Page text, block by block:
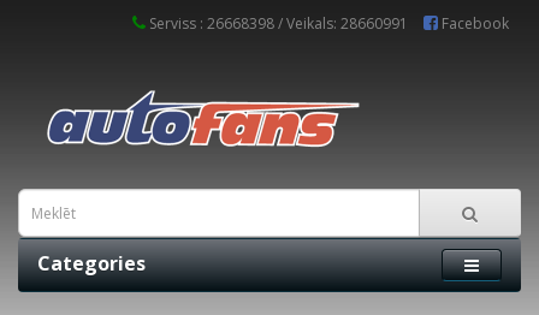
Serviss : 26668398 / Veikals: 28660991 Facebook
Categories